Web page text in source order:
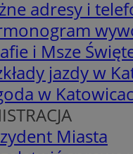
adresy i
i Msze
jazdy w
w
Miasta